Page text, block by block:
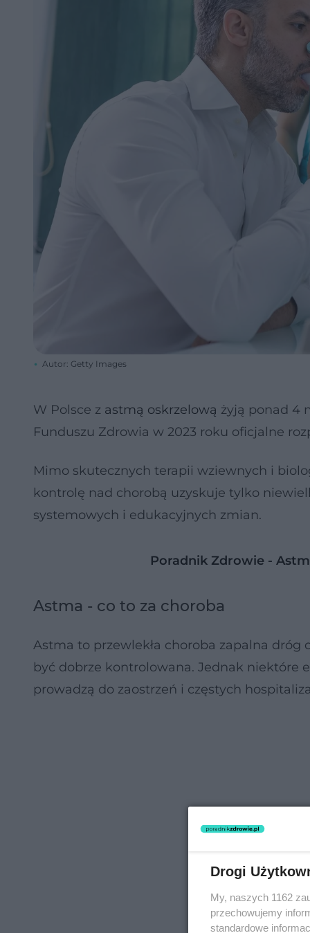
Autor: Getty Images
W Polsce z astmą oskrzelową żyją ponad 4
Funduszu Zdrowia w 2023 roku oficjalne
Mimo skutecznych terapii wziewnych i
kontrolę nad chorobą uzyskuje tylko
systemowych i edukacyjnych zmian.
Poradnik Zdrowie -
Astma - co to za choroba
Astma to przewlekła choroba zapalna
być dobrze kontrolowana. Jednak niektóre
prowadzą do zaostrzeń i częstych
Drogi
My, naszych 1162
przechowujemy
standardowe